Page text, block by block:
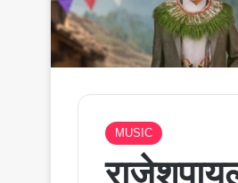
MUSIC